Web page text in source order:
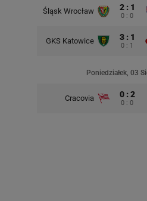
Śląsk Wrocław 2 : 1
0 : 0
GKS Katowice 3 : 1
0 : 1
Poniedziałek, 03
Cracovia 0 : 2
0 : 0